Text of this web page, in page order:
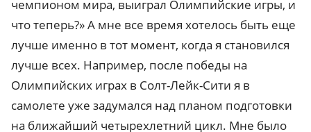
чемпионом мира, выиграл Олимпийские игры, и
что теперь?» А мне все время хотелось быть еще
лучше именно в тот момент, когда я становился
лучше всех. Например, после победы на
Олимпийских играх в Солт-Лейк-Сити я в
самолете уже задумался над планом подготовки
на ближайший четырехлетний цикл. Мне было